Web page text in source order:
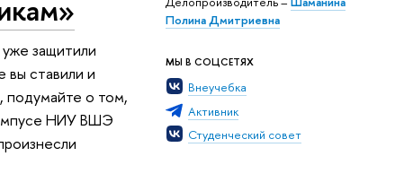
Полина Дмитриевна
МЫ В СОЦСЕТЯХ
Внеучебка
Активник
Студенческий совет
защитили
вы ставили и
подумайте о том,
НИУ ВШЭ